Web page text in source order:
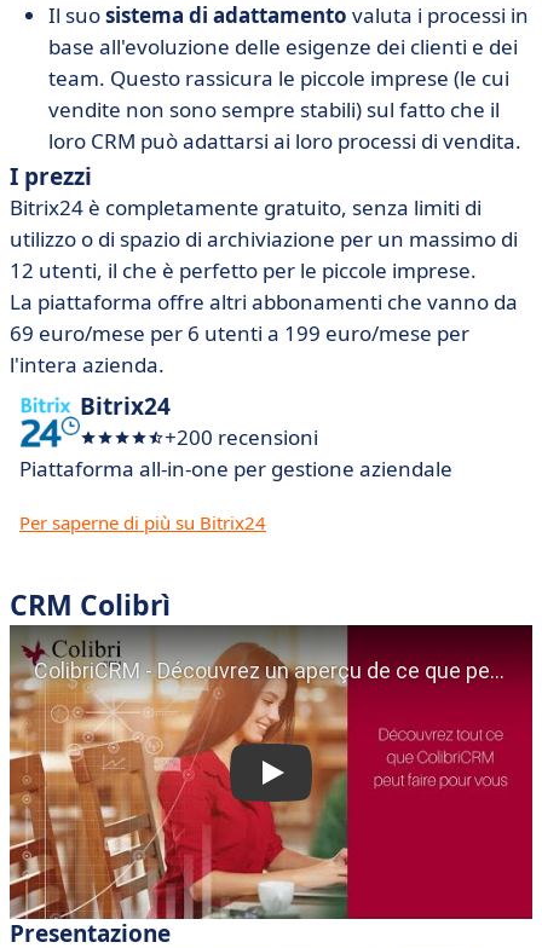
Il suosistema di adattamento valuta i processi in
base all'evoluzione delle esigenze dei clienti e dei
team. Questo rassicura le piccole imprese (le cui
vendite non sono sempre stabili) sul fatto che il
loro CRM può adattarsi ai loro processi di vendita.
I prezzi
Bitrix24 è completamente gratuito, senza limiti di
utilizzo o di spazio di archiviazione per un massimo di
12 utenti, il che è perfetto per le piccole imprese.
La piattaforma offre altri abbonamenti che vanno da
69 euro/mese per 6 utenti a 199 euro/mese per
l'intera azienda.
Bitrix24
+200 recensioni
Piattaforma all-in-one per gestione aziendale
Per saperne di più su Bitrix24
CRM Colibrì
Presentazione